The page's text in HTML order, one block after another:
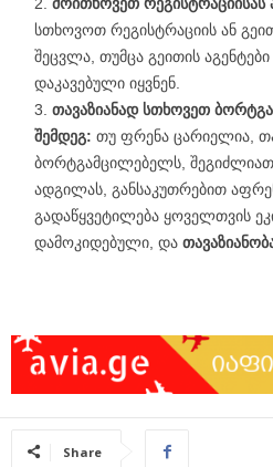
სთხოვოთ რეგისტრაციის ან
შეცვლა, თუმცა გეითის
დაკავებული იყვნენ.
თავაზიანად სთხოვეთ
შემდეგ: თუ ფრენა ცარიელია,
ბორტგამცილებელს,
ადგილას, განსაკუთრებით
გადაწყვეტილება ყოველთვის
დამოკიდებული, და
Share